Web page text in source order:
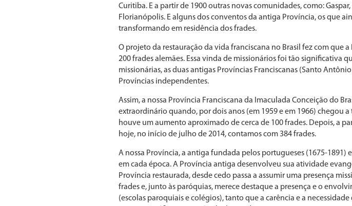
Curitiba. E a partir de 1900 outras novas comunidades, como:
Florianópolis. E alguns dos conventos da antiga Província, os que
transformando em residência dos frades.
O projeto da restauração da vida franciscana no Brasil fez com que
200 frades alemães. Essa vinda de missionários foi tão significativa
missionárias, as duas antigas Províncias Franciscanas (Santo
Províncias independentes.
Assim, a nossa Província Franciscana da Imaculada Conceição do
extraordinário quando, por dois anos (em 1959 e em 1966) chegou
houve um aumento aproximado de cerca de 100 frades. Depois, a
hoje, no início de julho de 2014, contamos com 384 frades.
A nossa Província, a antiga fundada pelos portugueses (1675-1891)
em cada época. A Província antiga desenvolveu sua atividade
Província restaurada, desde cedo passa a assumir uma presença
frades e, junto às paróquias, merece destaque a presença e o
(escolas paroquiais e colégios), tanto que a carência e a